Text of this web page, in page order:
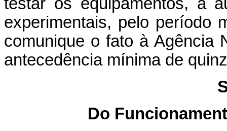
experimentais, pelo período
comunique o fato à Agência
antecedência mínima de
Do